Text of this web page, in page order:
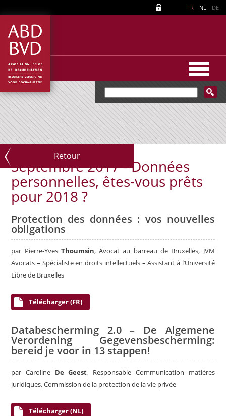
FR NL DE
Retour
Septembre 2017 - Données
personnelles, êtes-vous prêts
pour 2018 ?
Protection des données : vos nouvelles
obligations
par Pierre-Yves Thoumsin, Avocat au barreau de Bruxelles, JVM
Avocats – Spécialiste en droits intellectuels – Assistant à l’Université
Libre de Bruxelles
Télécharger (FR)
Databescherming 2.0 – De Algemene
Verordening Gegevensbescherming:
bereid je voor in 13 stappen!
par Caroline De Geest, Responsable Communication matières
juridiques, Commission de la protection de la vie privée
Télécharger (NL)